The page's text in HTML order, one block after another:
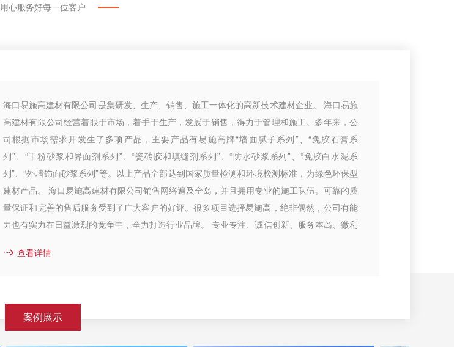
用心服务好每一位客户
海口易施高建材有限公司是集研发、生产、销售、施工一体化的高新技术建材企业。 海口易施
高建材有限公司经营着眼于市场，着手于生产，发展于销售，得力于管理和施工。多年来，公
司根据市场需求开发生了多项产品，主要产品有易施高牌“墙面腻子系列”、“免胶石膏系
列”、“干粉砂浆和界面剂系列”、“瓷砖胶和填缝剂系列”、“防水砂浆系列”、“免胶白水泥系
列”、“外墙饰面砂浆系列”等。以上产品全部达到国家质量检测和环境检测标准，为绿色环保型
建材产品。 海口易施高建材有限公司销售网络遍及全岛，并且拥用专业的施工队伍。可靠的质
量保证和完善的售后服务受到了广大客户的好评。很多项目选择易施高，绝非偶然，公司有能
力也有实力在日益激烈的竞争中，全力打造行业品牌。 专业专注、诚信创新、服务本岛、微利
查看详情
案例展示